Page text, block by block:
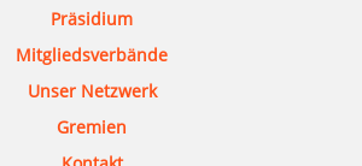
Präsidium
Mitgliedsverbände
Unser Netzwerk
Gremien